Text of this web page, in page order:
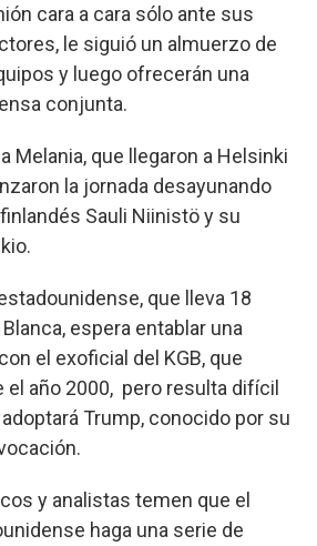
cara a cara sólo ante sus
le siguió un almuerzo de
y luego ofrecerán una
conjunta.
Melania, que llegaron a Helsinki
la jornada desayunando
Sauli Niinistö y su
que lleva 18
espera entablar una
el exoficial del KGB, que
el año 2000, pero resulta difícil
Trump, conocido por su
y analistas temen que el
haga una serie de